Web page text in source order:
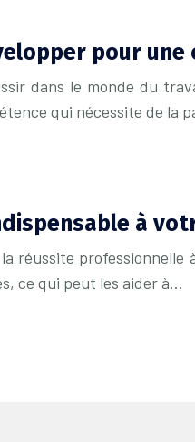
pour une
dans le monde du
qui nécessite de la
à
réussite
ce qui peut les aider à…